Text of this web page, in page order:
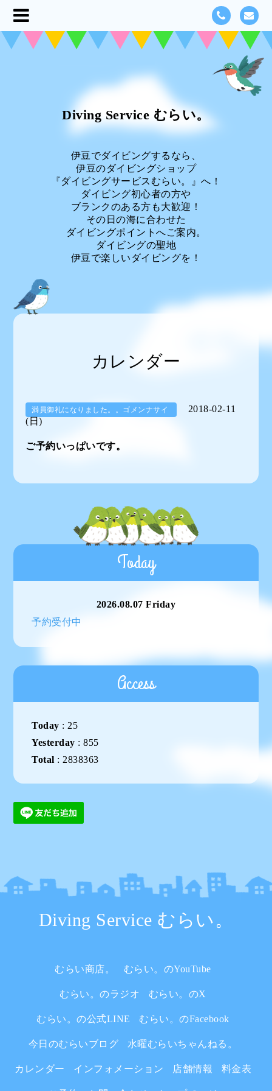
Diving Service むらい。
伊豆でダイビングするなら、
伊豆のダイビングショップ
『ダイビングサービスむらい。』へ！
ダイビング初心者の方や
ブランクのある方も大歓迎！
その日の海に合わせた
ダイビングポイントへご案内。
ダイビングの聖地
伊豆で楽しいダイビングを！
カレンダー
満員御礼になりました。。ゴメンナサイ
2018-02-11
(日)
ご予約いっぱいです。
Today
2026.08.07 Friday
予約受付中
Access
Today : 25
Yesterday :855
Total : 2838363
Diving Service むらい。
むらい商店。 むらい。のYouTube
むらい。のラジオ むらい。のX
むらい。の公式LINE むらい。のFacebook
今日のむらいブログ 水曜むらいちゃんねる。
カレンダー インフォメーション 店舗情報 料金表